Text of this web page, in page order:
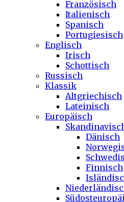
Französisch
Italienisch
Spanisch
Portugiesisch
Englisch
Irisch
Schottisch
Russisch
Klassik
Altgriechisch
Lateinisch
Europäisch
Dänisch
Finnisch